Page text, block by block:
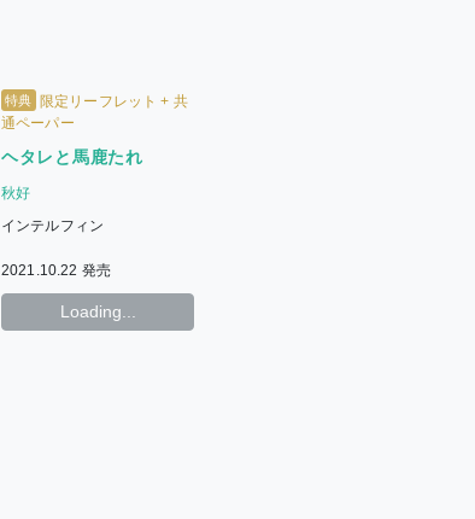
特典 限定リーフレット + 共
通ペーパー
ヘタレと馬鹿たれ
秋好
インテルフィン
2021.10.22 発売
Loading...